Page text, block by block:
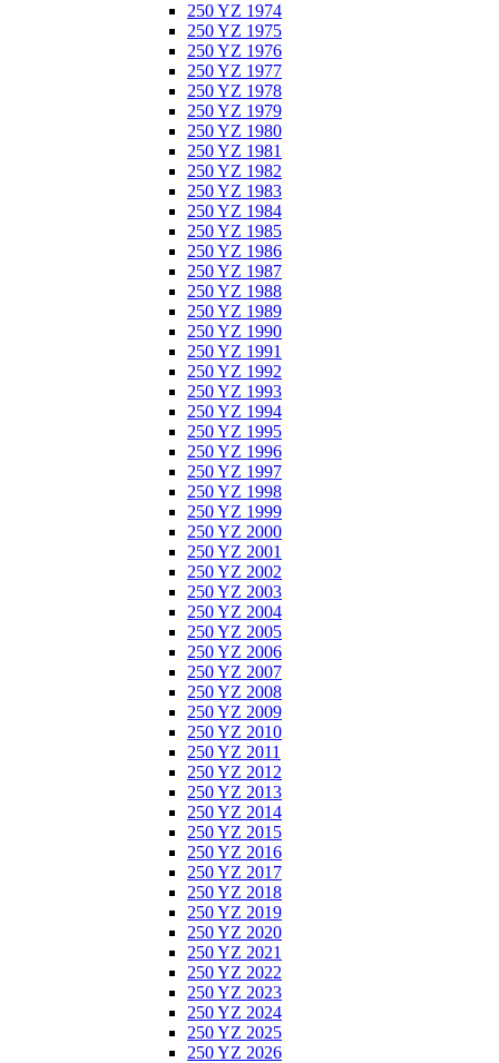
250 YZ 1974
250 YZ 1975
250 YZ 1976
250 YZ 1977
250 YZ 1978
250 YZ 1979
250 YZ 1980
250 YZ 1981
250 YZ 1982
250 YZ 1983
250 YZ 1984
250 YZ 1985
250 YZ 1986
250 YZ 1987
250 YZ 1988
250 YZ 1989
250 YZ 1990
250 YZ 1991
250 YZ 1992
250 YZ 1993
250 YZ 1994
250 YZ 1995
250 YZ 1996
250 YZ 1997
250 YZ 1998
250 YZ 1999
250 YZ 2000
250 YZ 2001
250 YZ 2002
250 YZ 2003
250 YZ 2004
250 YZ 2005
250 YZ 2006
250 YZ 2007
250 YZ 2008
250 YZ 2009
250 YZ 2010
250 YZ 2011
250 YZ 2012
250 YZ 2013
250 YZ 2014
250 YZ 2015
250 YZ 2016
250 YZ 2017
250 YZ 2018
250 YZ 2019
250 YZ 2020
250 YZ 2021
250 YZ 2022
250 YZ 2023
250 YZ 2024
250 YZ 2025
250 YZ 2026